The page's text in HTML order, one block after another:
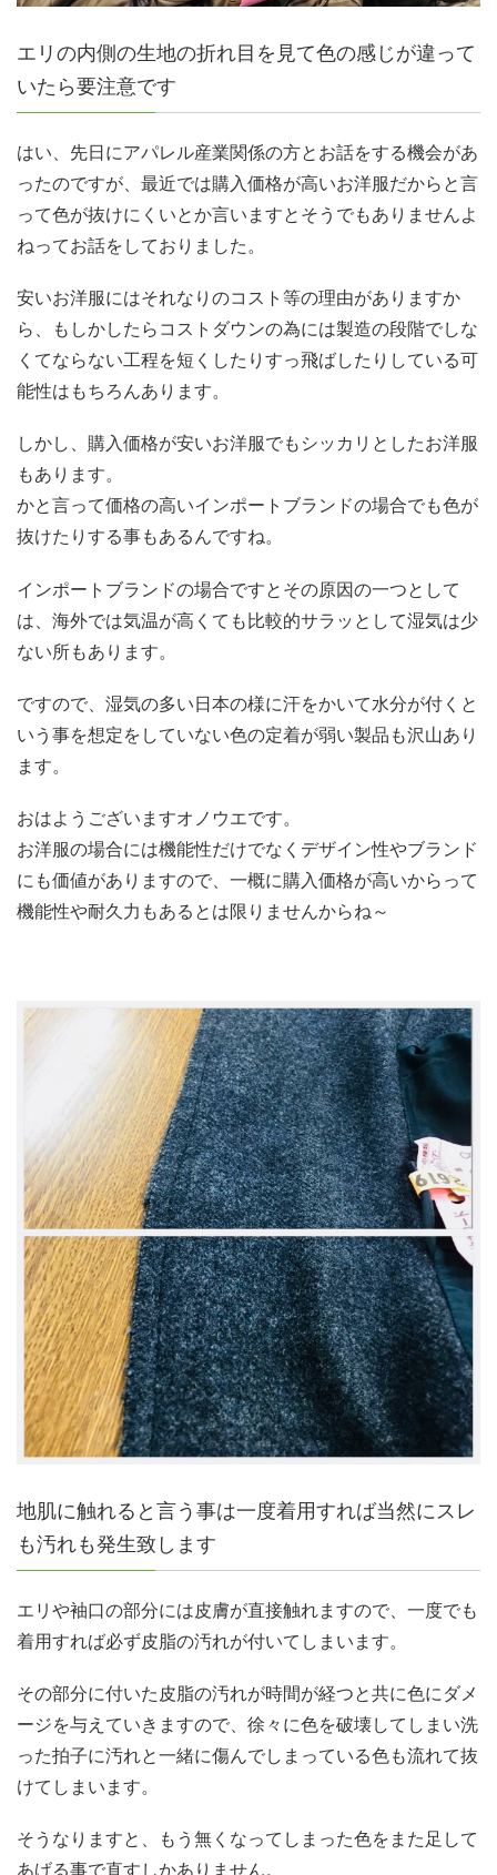
エリの内側の生地の折れ目を見て色の感じが違って
いたら要注意です
はい、先日にアパレル産業関係の方とお話をする機会があ
ったのですが、最近では購入価格が高いお洋服だからと言
って色が抜けにくいとか言いますとそうでもありませんよ
ねってお話をしておりました。
安いお洋服にはそれなりのコスト等の理由がありますか
ら、もしかしたらコストダウンの為には製造の段階でしな
くてならない工程を短くしたりすっ飛ばしたりしている可
能性はもちろんあります。
しかし、購入価格が安いお洋服でもシッカリとしたお洋服
もあります。
かと言って価格の高いインポートブランドの場合でも色が
抜けたりする事もあるんですね。
インポートブランドの場合ですとその原因の一つとして
は、海外では気温が高くても比較的サラッとして湿気は少
ない所もあります。
ですので、湿気の多い日本の様に汗をかいて水分が付くと
いう事を想定をしていない色の定着が弱い製品も沢山あり
ます。
おはようございますオノウエです。
お洋服の場合には機能性だけでなくデザイン性やブランド
にも価値がありますので、一概に購入価格が高いからって
機能性や耐久力もあるとは限りませんからね～
地肌に触れると言う事は一度着用すれば当然にスレ
も汚れも発生致します
エリや袖口の部分には皮膚が直接触れますので、一度でも
着用すれば必ず皮脂の汚れが付いてしまいます。
その部分に付いた皮脂の汚れが時間が経つと共に色にダメ
ージを与えていきますので、徐々に色を破壊してしまい洗
った拍子に汚れと一緒に傷んでしまっている色も流れて抜
けてしまいます。
そうなりますと、もう無くなってしまった色をまた足して
あげる事で直すしかありません。